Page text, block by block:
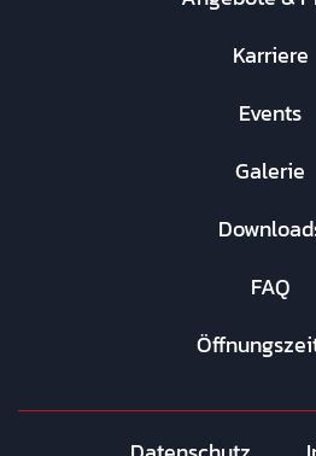
Karriere
Events
Galerie
FAQ